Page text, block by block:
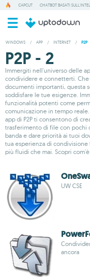
CAPCUT CHATBOT BASATI
WINDOWS / APP / INTERNET / P2P
P2P - 2
Immergiti nell'universo delle
condividere e connetterti.
documenti importanti, questa
soddisfare le tue esigenze.
funzionalità potenti come
comunicazione in tempo
app di P2P ti consentono di
trasferimento di file con pochi
banda e dare priorità ai tuoi
tua esperienza di
più fluidi che mai. Scopri
UW CSE
ancora